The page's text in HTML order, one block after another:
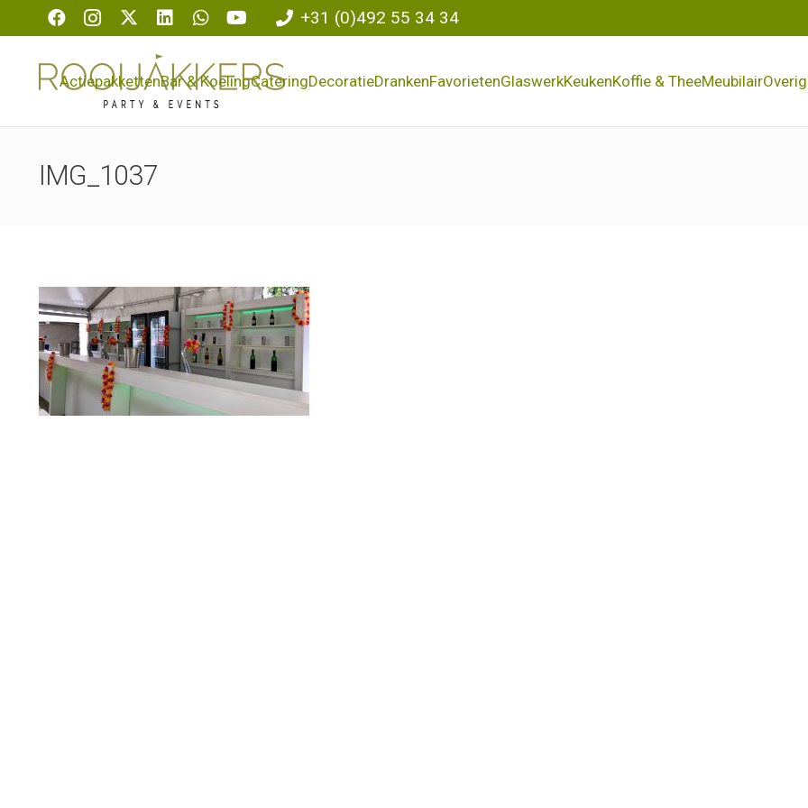
+31 (0)492 55 34 34
ActiepakkettenBar & KoelingCateringDecoratieDrankenFavorietenGlaswerkKeukenKoffie & TheeMeubilairOverig
IMG_1037